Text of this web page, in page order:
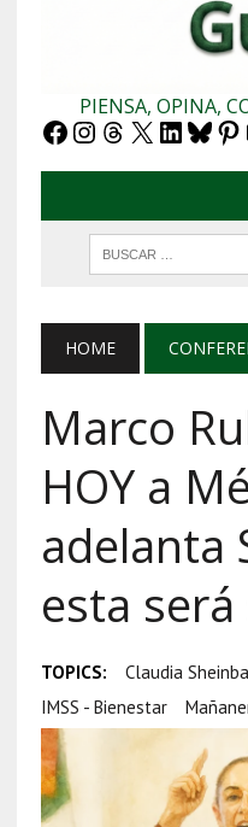
PIENSA, OPINA,
Facebook
Instagram
Threads
X
HOME
Marco
HOY a
adelanta
esta
TOPICS: Claudia
IMSS - Bienestar